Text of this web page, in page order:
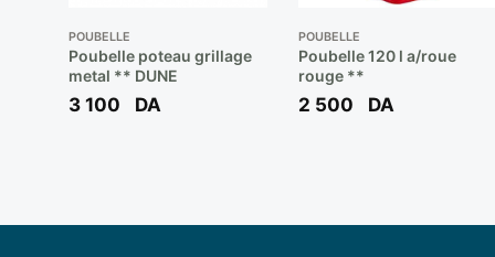
POUBELLE
Poubelle poteau grillage
metal ** DUNE
3 100 DA
POUBELLE
Poubelle 120 l a/roue
rouge **
2 500 DA